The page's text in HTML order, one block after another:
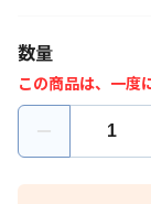
数量
この商品は、一度